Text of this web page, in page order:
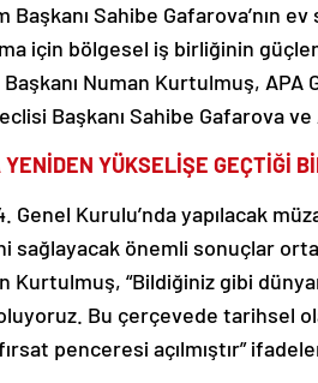
Başkanı Sahibe Gafarova’nın
için bölgesel iş birliğinin
Başkanı Numan Kurtulmuş,
Başkanı Sahibe Gafarova
YENİDEN YÜKSELİŞE GEÇTİĞİ
Genel Kurulu’nda yapılacak
sağlayacak önemli sonuçlar
Kurtulmuş, “Bildiğiniz gibi
Bu çerçevede tarihsel
penceresi açılmıştır”